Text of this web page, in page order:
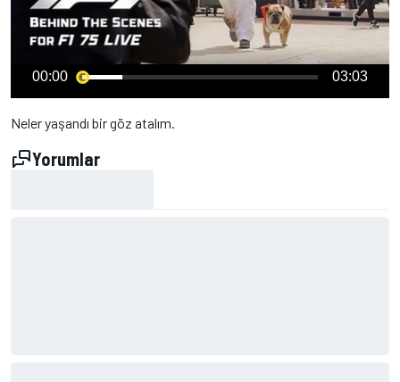
00:00 03:03
Neler yaşandı bir göz atalım.
Yorumlar